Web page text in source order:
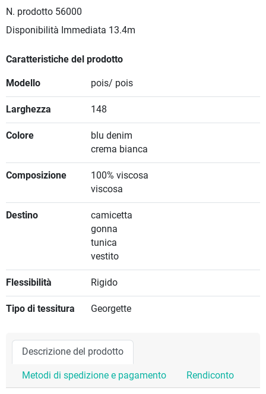
N. prodotto 56000
Disponibilità Immediata 13.4m
Caratteristiche del prodotto
Modello pois/ pois
Larghezza 148
Colore
blu denim
crema bianca
Composizione
100% viscosa
viscosa
Destino
camicetta
gonna
tunica
vestito
Flessibilità Rigido
Tipo di tessitura Georgette
Descrizione del prodotto
Metodi di spedizione e pagamento Rendiconto